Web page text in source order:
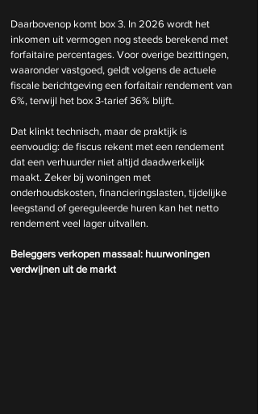
Daarbovenop komt box 3. In 2026 wordt het
inkomen uit vermogen nog steeds berekend met
forfaitaire percentages. Voor overige bezittingen,
waaronder vastgoed, geldt volgens de actuele
fiscale berichtgeving een forfaitair rendement van
6%, terwijl het box 3-tarief 36% blijft.
Dat klinkt technisch, maar de praktijk is
eenvoudig: de fiscus rekent met een rendement
dat een verhuurder niet altijd daadwerkelijk
maakt. Zeker bij woningen met
onderhoudskosten, financieringslasten, tijdelijke
leegstand of gereguleerde huren kan het netto
rendement veel lager uitvallen.
Beleggers verkopen massaal: huurwoningen
verdwijnen uit de markt